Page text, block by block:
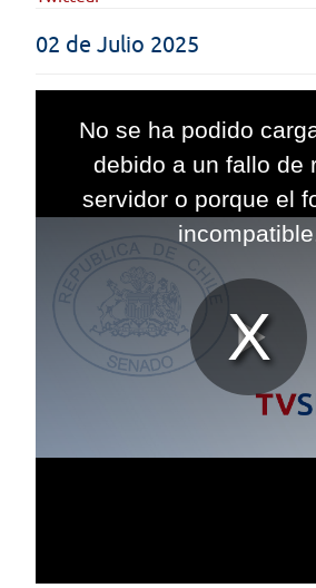
02 de Julio 2025
window.
No se ha podido
debido a un fallo de
servidor o porque el